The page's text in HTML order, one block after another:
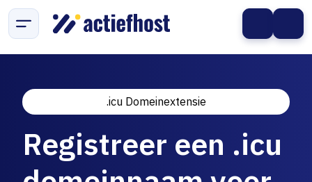
.icu Domeinextensie
Registreer een .icu